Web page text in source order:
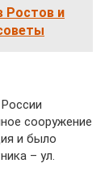
Ростов и
сооружение
и было
– ул.